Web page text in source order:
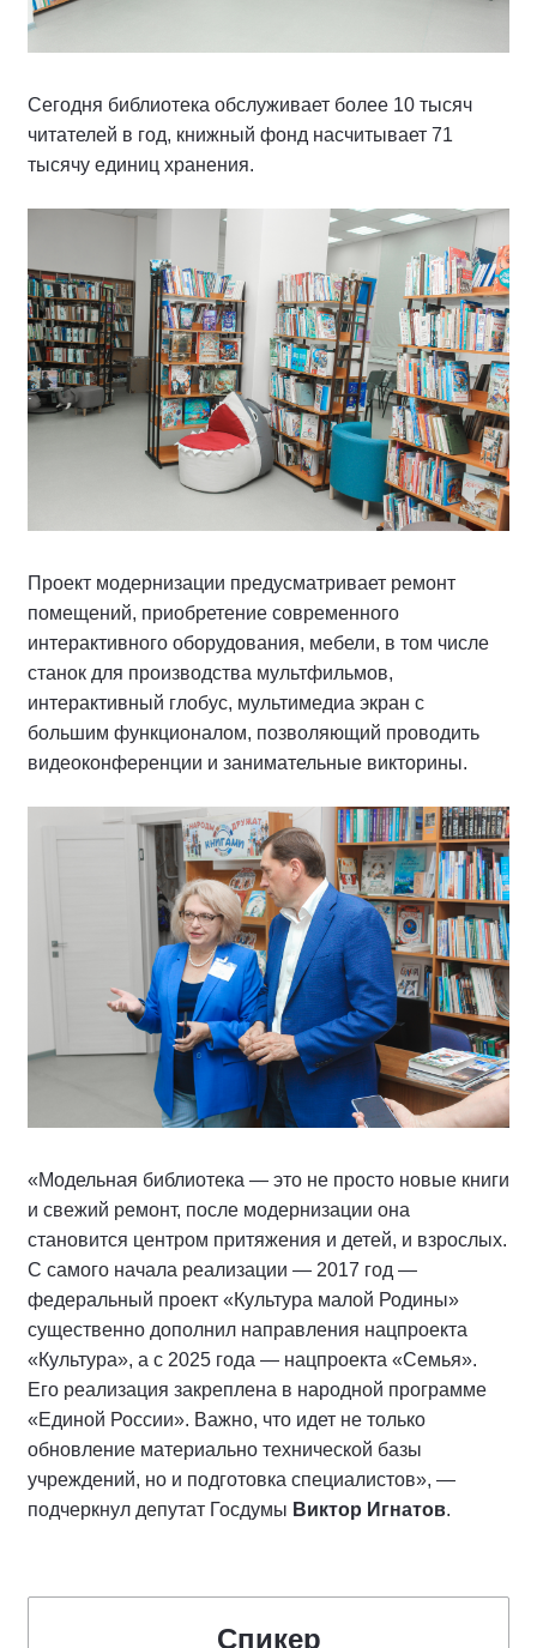
Сегодня библиотека обслуживает более 10 тысяч
читателей в год, книжный фонд насчитывает 71
тысячу единиц хранения.
Проект модернизации предусматривает ремонт
помещений, приобретение современного
интерактивного оборудования, мебели, в том числе
станок для производства мультфильмов,
интерактивный глобус, мультимедиа экран с
большим функционалом, позволяющий проводить
видеоконференции и занимательные викторины.
«Модельная библиотека — это не просто новые книги
и свежий ремонт, после модернизации она
становится центром притяжения и детей, и взрослых.
С самого начала реализации — 2017 год —
федеральный проект «Культура малой Родины»
существенно дополнил направления нацпроекта
«Культура», а с 2025 года — нацпроекта «Семья».
Его реализация закреплена в народной программе
«Единой России». Важно, что идет не только
обновление материально технической базы
учреждений, но и подготовка специалистов», —
подчеркнул депутат Госдумы Виктор Игнатов.
Спикер